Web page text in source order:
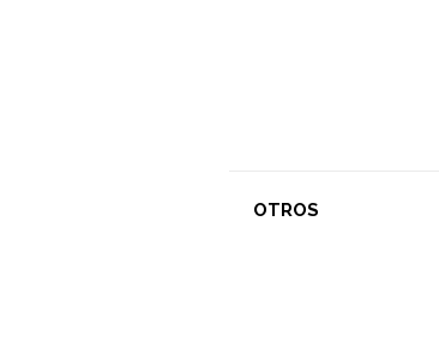
OTROS